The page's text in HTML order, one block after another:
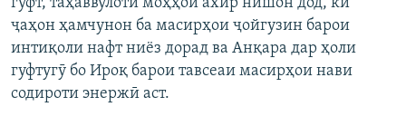
ҷаҳон ҳамчунон ба масирҳои ҷойгузин барои
интиқоли нафт ниёз дорад ва Анқара дар ҳоли
гуфтугӯ бо Ироқ барои тавсеаи масирҳои нави
содироти энержӣ аст.